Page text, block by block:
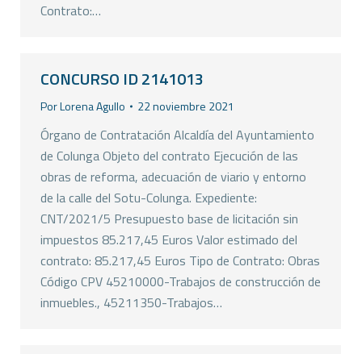
Contrato:…
CONCURSO ID 2141013
PorLorena Agullo 22 noviembre 2021
Órgano de Contratación Alcaldía del Ayuntamiento
de Colunga Objeto del contrato Ejecución de las
obras de reforma, adecuación de viario y entorno
de la calle del Sotu-Colunga. Expediente:
CNT/2021/5 Presupuesto base de licitación sin
impuestos 85.217,45 Euros Valor estimado del
contrato: 85.217,45 Euros Tipo de Contrato: Obras
Código CPV 45210000-Trabajos de construcción de
inmuebles., 45211350-Trabajos…